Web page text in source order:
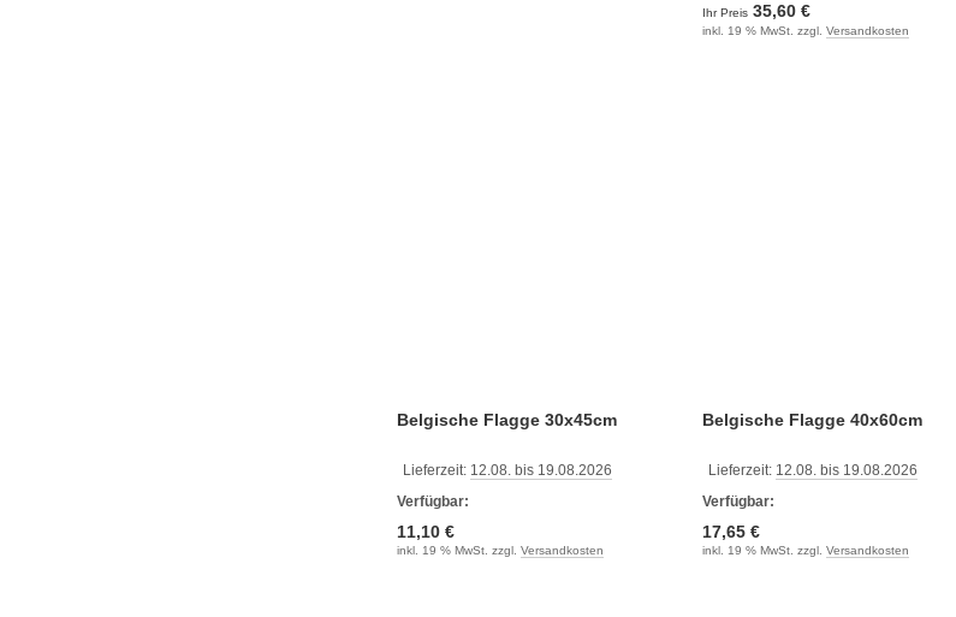
Ihr Preis 35,60 €
inkl. 19 % MwSt. zzgl. Versandkosten
Belgische Flagge 30x45cm
Lieferzeit: 12.08. bis 19.08.2026
Verfügbar:
11,10 €
inkl. 19 % MwSt. zzgl. Versandkosten
Belgische Flagge 40x60cm
Lieferzeit: 12.08. bis 19.08.2026
Verfügbar:
17,65 €
inkl. 19 % MwSt. zzgl. Versandkosten